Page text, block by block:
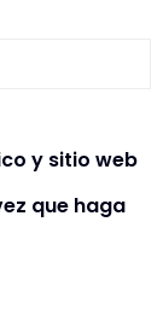
y sitio web
que haga